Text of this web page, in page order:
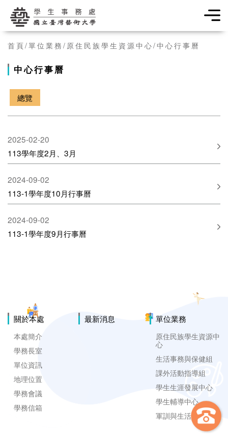
學生事務處
首頁 單位業務 原住民族學生資源中心 中心行事曆
中心行事曆
總覽
2025-02-20
113學年度2月、3月
2024-09-02
113-1學年度10月行事曆
2024-09-02
113-1學年度9月行事曆
關於本處
本處簡介
學務長室
單位資訊
地理位置
學務會議
學務信箱
最新消息 單位業務
原住民族學生資源中
心
生活事務與保健組
課外活動指導組
學生生涯發展中心
學生輔導中心
軍訓與生活輔導組